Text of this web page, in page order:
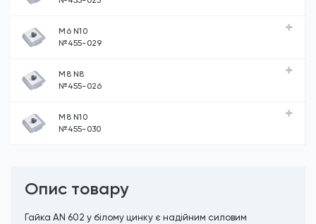
М6 N10
№455-029
М8 N8
№455-026
М8 N10
№455-030
Опис товару
Гайка AN 602 у білому цинку є надійним силовим